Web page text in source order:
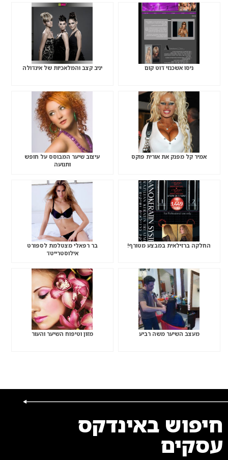
ניסו אשכנזי דוט קום יניב קצב והמלאכיות של אינדולה
אמיר קל מפנק את אורית פוקס
עיצוב שיער המבוסס על חופש
ותנועה
החלקה ברזילאית במבצע מטורף!
בר רפאלי מצטלמת לספורט
אילוסטרייטד
מעצב השיער משה רביע מזון וטיפוח השיער והעור
חיפוש באינדקס
עסקים